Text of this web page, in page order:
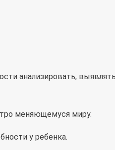
анализировать,
меняющемуся миру.
у ребенка.